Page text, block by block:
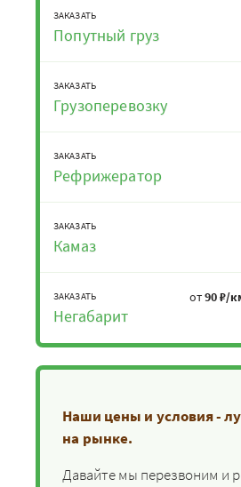
ЗАКАЗАТЬ
Попутный груз
ЗАКАЗАТЬ
Грузоперевозку
ЗАКАЗАТЬ
Рефрижератор
ЗАКАЗАТЬ
Камаз
ЗАКАЗАТЬ
Негабарит
от90 ₽/
Наши цены и условия -
на рынке.
Давайте мы перезвоним и